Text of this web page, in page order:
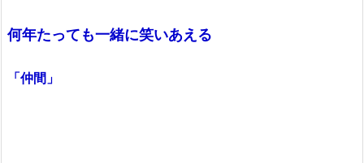
何年たっても一緒に笑いあえる
「仲間」